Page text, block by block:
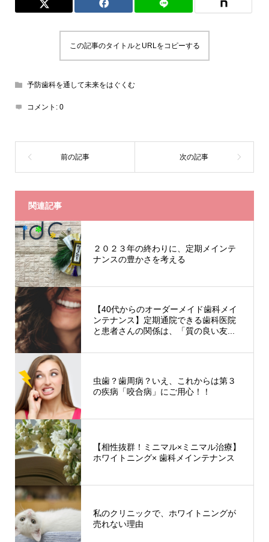
この記事のタイトルとURLをコピーする
予防歯科を通して未来をはぐくむ
コメント: 0
関連記事
２０２３年の終わりに、定期メインテ
ナンスの豊かさを考える
【40代からのオーダーメイド歯科メイ
ンテナンス】定期通院できる歯科医院
と患者さんの関係は、「質の良い友...
虫歯？歯周病？いえ、これからは第３
の疾病「咬合病」にご用心！！
【相性抜群！ミニマル×ミニマル治療】
ホワイトニング× 歯科メインテナンス
私のクリニックで、ホワイトニングが
売れない理由